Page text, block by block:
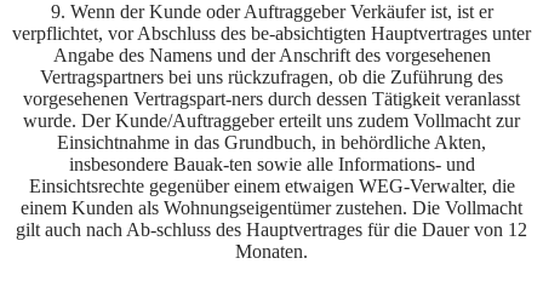
9. Wenn der Kunde oder Auftraggeber Verkäufer ist, ist er
verpflichtet, vor Abschluss des be-absichtigten Hauptvertrages unter
Angabe des Namens und der Anschrift des vorgesehenen
Vertragspartners bei uns rückzufragen, ob die Zuführung des
vorgesehenen Vertragspart-ners durch dessen Tätigkeit veranlasst
wurde. Der Kunde/Auftraggeber erteilt uns zudem Vollmacht zur
Einsichtnahme in das Grundbuch, in behördliche Akten,
insbesondere Bauak-ten sowie alle Informations- und
Einsichtsrechte gegenüber einem etwaigen WEG-Verwalter, die
einem Kunden als Wohnungseigentümer zustehen. Die Vollmacht
gilt auch nach Ab-schluss des Hauptvertrages für die Dauer von 12
Monaten.